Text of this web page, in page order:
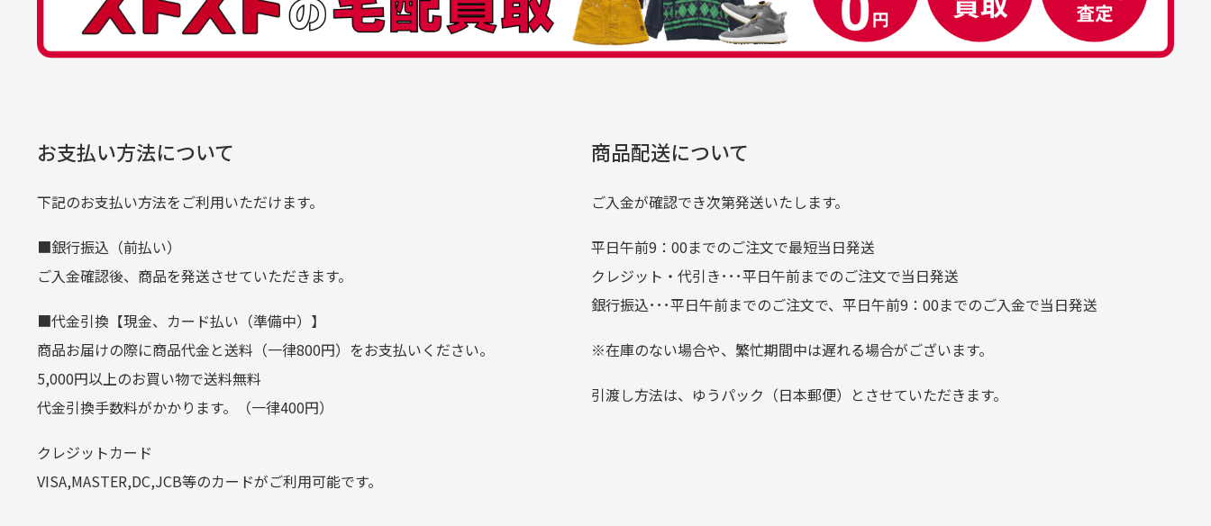
がある場合もございます。
当店では商品の管理には細心の注意を払っておりますが、経年により素材の劣化やパーツの強度低下が
高価なブルゾンがお安く購入
できました。状態も最高でし
美品です。いつも素敵な商品
をありがとうございます。
専門店というだけあって、こ
こまでゴルフブランドの取り
ているので新作チェックする
早い対応でした。 中古品です
が綺麗に梱包されており商品
ア […]
定休日はありますか？
カートの有効時間はありますか？
店名
四七八（読み ヨンナナハチ）
店番
クレジットカード
平日朝9:00までのご注文で当日発送
お使いのくクレジットカードによってはお支払い回数をお選びいただけない場合がございます。
(1,2,3,5,6,10,12,15,18,20,24,リボ払い)
［ 支払い可能クレジットカード］
お支払い方法について
下記のお支払い方法をご利用いただけます。
■銀行振込（前払い）
ご入金確認後、商品を発送させていただきます。
■代金引換【現金、カード払い（準備中）】
商品お届けの際に商品代金と送料（一律800円）をお支払いください。
5,000円以上のお買い物で送料無料
代金引換手数料がかかります。（一律400円）
クレジットカード
VISA,MASTER,DC,JCB等のカードがご利用可能です。
商品配送について
ご入金が確認でき次第発送いたします。
平日午前9：00までのご注文で最短当日発送
クレジット・代引き･･･平日午前までのご注文で当日発送
銀行振込･･･平日午前までのご注文で、平日午前9：00までのご入金で当日発送
※在庫のない場合や、繁忙期間中は遅れる場合がございます。
引渡し方法は、ゆうパック（日本郵便）とさせていただきます。